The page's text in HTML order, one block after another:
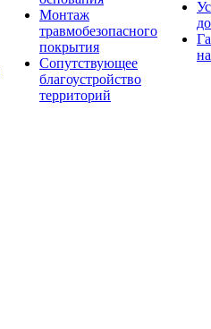
Монтаж
травмобезопасного
покрытия
Сопутствующее
благоустройство
территорий